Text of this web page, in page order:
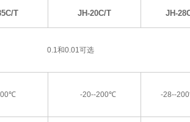
T JH-20C/T JH-
0.1和0.01可选
℃ -20--200℃ -28--200